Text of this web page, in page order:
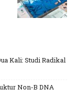
Kali: Studi Radikal
Non-B DNA